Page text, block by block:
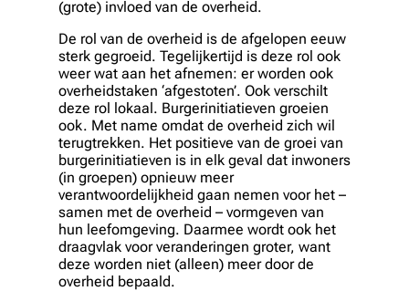
(grote) invloed van de overheid.
De rol van de overheid is de afgelopen eeuw
sterk gegroeid. Tegelijkertijd is deze rol ook
weer wat aan het afnemen: er worden ook
overheidstaken ‘afgestoten’. Ook verschilt
deze rol lokaal. Burgerinitiatieven groeien
ook. Met name omdat de overheid zich wil
terugtrekken. Het positieve van de groei van
burgerinitiatieven is in elk geval dat inwoners
(in groepen) opnieuw meer
verantwoordelijkheid gaan nemen voor het –
samen met de overheid – vormgeven van
hun leefomgeving. Daarmee wordt ook het
draagvlak voor veranderingen groter, want
deze worden niet (alleen) meer door de
overheid bepaald.